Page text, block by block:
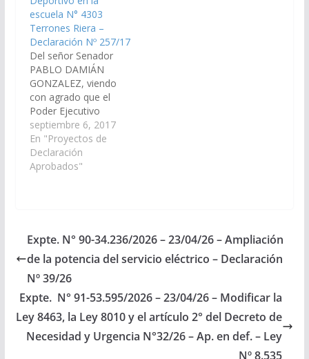
Deportivo de la
Escuela Maestro
Terrones Riera, Nivel
Inicial Nº 4093, en la
Ciudad…
escuela N° 4303
Terrones Riera –
Declaración Nº 257/17
Del señor Senador
PABLO DAMIÁN
GONZALEZ, viendo
con agrado que el
Poder Ejecutivo
Provincial, a través del
ministerio de Hacienda
y Finanzas del
Gobierno de la
presupuestaria
destinada a la
construcción de un
Playón Deportivo en la
escuela…
septiembre 6, 2017
En "Proyectos de
Declaración
Aprobados"
Expte. N° 90-34.236/2026 – 23/04/26 – Ampliación
de la potencia del servicio eléctrico – Declaración
Nº 39/26
Expte. N° 91-53.595/2026 – 23/04/26 – Modificar la
Ley 8463, la Ley 8010 y el artículo 2° del Decreto de
Necesidad y Urgencia N°32/26 – Ap. en def. – Ley
Nº 8.535